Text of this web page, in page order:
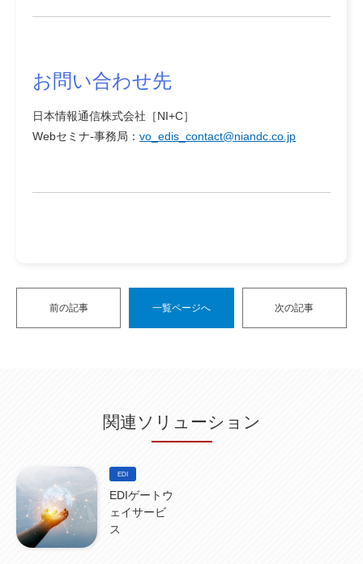
お問い合わせ先
日本情報通信株式会社［NI+C］
Webセミナ-事務局： vo_edis_contact@niandc.co.jp
前の記事 一覧ページへ 次の記事
関連ソリューション
EDI
EDIゲートウ
ェイサービ
ス